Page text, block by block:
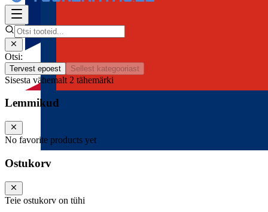
Otsi:
Tervest epoest Sellest kategooriast
Sisesta vähemalt 2 tähemärki
Lemmikud
No favorite products yet
Ostukorv
Teie ostukorv on tühi